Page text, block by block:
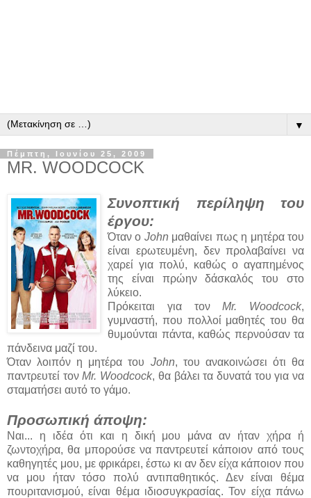
▼
Πέμπτη, Ιουνίου 25, 2009
MR. WOODCOCK
Συνοπτική περίληψη του
έργου:
Όταν ο John μαθαίνει πως η μητέρα του
είναι ερωτευμένη, δεν προλαβαίνει να
χαρεί για πολύ, καθώς ο αγαπημένος
της είναι πρώην δάσκαλός του στο
λύκειο.
Πρόκειται για τονMr. Woodcock,
γυμναστή, που πολλοί μαθητές του θα
θυμούνται πάντα, καθώς περνούσαν τα
πάνδεινα μαζί του.
Όταν λοιπόν η μητέρα του John, του ανακοινώσει ότι θα
παντρευτεί τονMr. Woodcock, θα βάλει τα δυνατά του για να
σταματήσει αυτό το γάμο.
Προσωπική άποψη:
Ναι... η ιδέα ότι και η δική μου μάνα αν ήταν χήρα ή
ζωντοχήρα, θα μπορούσε να παντρευτεί κάποιον από τους
καθηγητές μου, με φρικάρει, έστω κι αν δεν είχα κάποιον που
να μου ήταν τόσο πολύ αντιπαθητικός. Δεν είναι θέμα
πουριτανισμού, είναι θέμα ιδιοσυγκρασίας. Τον είχα πάνω